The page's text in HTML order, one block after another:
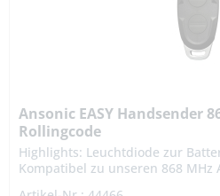
Ansonic EASY Handsender
Rollingcode
Highlights: Leuchtdiode zur
Kompatibel zu unseren 868 MHz